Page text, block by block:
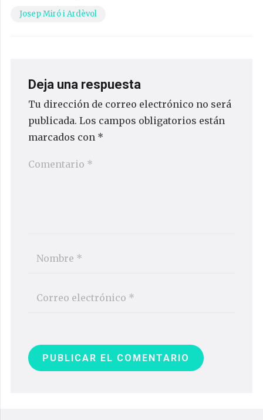
Josep Miró i Ardèvol
Deja una respuesta
Tu dirección de correo electrónico no será
publicada. Los campos obligatorios están
marcados con *
PUBLICAR EL COMENTARIO